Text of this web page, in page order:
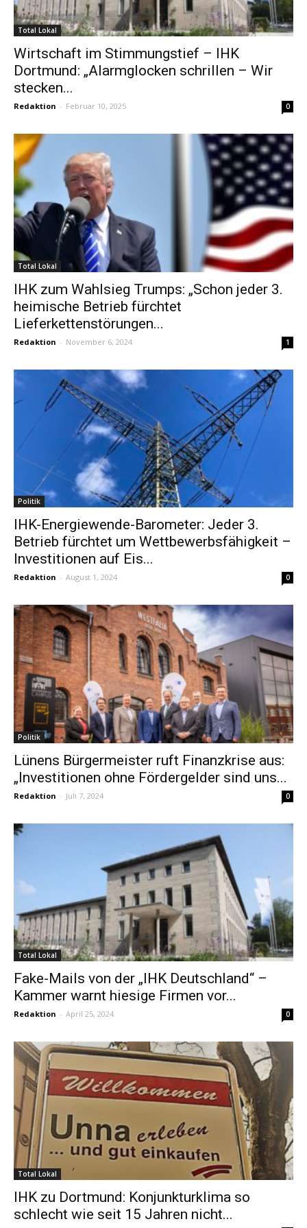
Total Lokal
Wirtschaft im Stimmungstief – IHK
Dortmund: „Alarmglocken schrillen – Wir
stecken...
Redaktion - Februar 10, 2025 0
Total Lokal
IHK zum Wahlsieg Trumps: „Schon jeder 3.
heimische Betrieb fürchtet
Lieferkettenstörungen...
Redaktion - November 6, 2024 1
Politik
IHK-Energiewende-Barometer: Jeder 3.
Betrieb fürchtet um Wettbewerbsfähigkeit –
Investitionen auf Eis...
Redaktion - August 1, 2024 0
Politik
Lünens Bürgermeister ruft Finanzkrise aus:
„Investitionen ohne Fördergelder sind uns...
Redaktion - Juli 7, 2024 0
Total Lokal
Fake-Mails von der „IHK Deutschland“ –
Kammer warnt hiesige Firmen vor...
Redaktion - April 25, 2024 0
Total Lokal
IHK zu Dortmund: Konjunkturklima so
schlecht wie seit 15 Jahren nicht...